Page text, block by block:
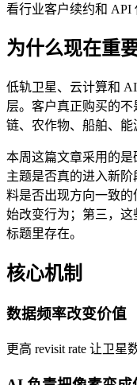
看行业客户续约和 API
为什么现在重
低轨卫星、云计算和
层。客户真正购买的
链、农作物、船舶、能
本周这篇文章采用的
主题是否真的进入新
料是否出现方向一致
始改变行为；第三，
标题里存在。
核心机制
数据频率改变价值
更高 revisit rate 让卫星